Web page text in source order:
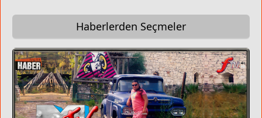
Haberlerden Seçmeler